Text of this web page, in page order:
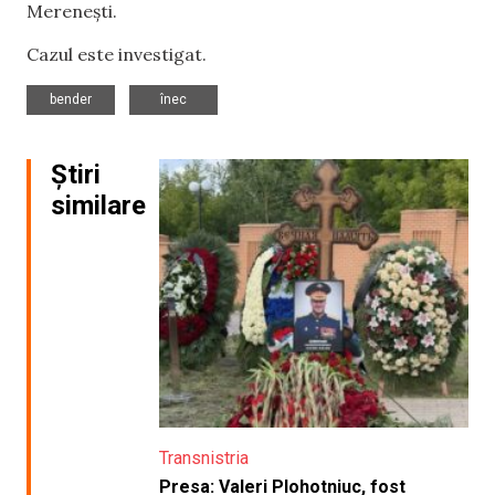
Merenești.
Cazul este investigat.
bender
înec
Știri
similare
Transnistria
Presa: Valeri Plohotniuc, fost